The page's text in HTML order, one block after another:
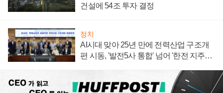
건설에 54조 투자 결정
정치
AI시대 맞아 25년 만에 전력산업 구조개
편 시동, '발전5사 통합' 넘어 '한전 지주사'